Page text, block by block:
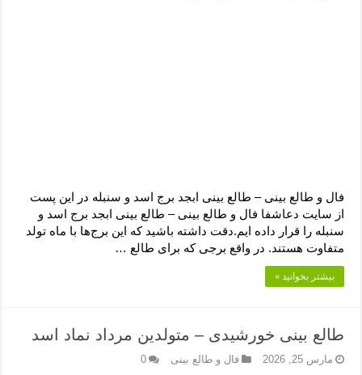
فال و طالع بینی – طالع بینی ابجد برج اسد و سنبله در این پست
از سایت دعاشفا فال و طالع بینی – طالع بینی ابجد برج اسد و
سنبله را قرار داده ایم.دقت داشته باشید که این برج‌ها با ماه تولد
متفاوت هستند. در واقع برجی که برای طالع …
بیشتر بخوانید »
طالع بینی خورشیدی – متولدین مرداد نماد اسد
مارس 25, 2026 فال و طالع بینی 0